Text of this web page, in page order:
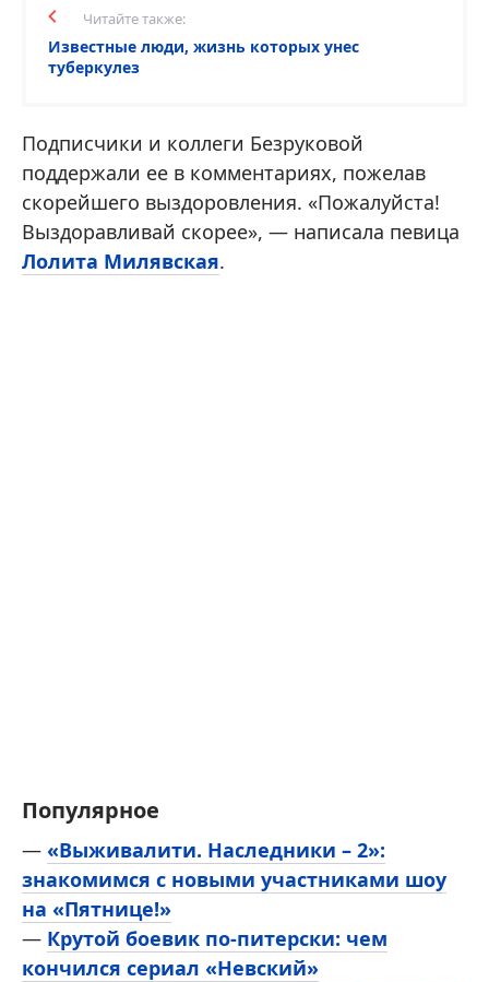
Читайте также:
Известные люди, жизнь которых унес
туберкулез
Подписчики и коллеги Безруковой
поддержали ее в комментариях, пожелав
скорейшего выздоровления. «Пожалуйста!
Выздоравливай скорее», — написала певица
Лолита Милявская.
Популярное
— «Выживалити. Наследники – 2»:
знакомимся с новыми участниками шоу
на «Пятнице!»
— Крутой боевик по-питерски: чем
кончился сериал «Невский»